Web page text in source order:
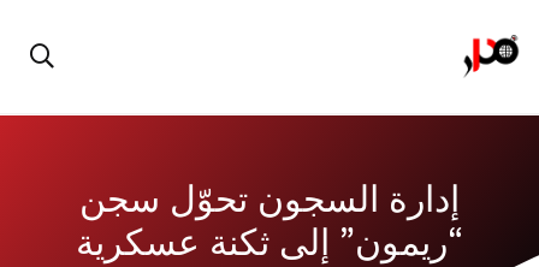
إدارة السجون تحوّل سجن
“ريمون” إلى ثكنة عسكرية